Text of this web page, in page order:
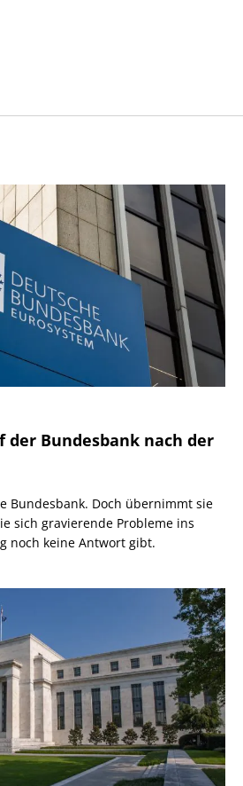
der Bundesbank nach der
Bundesbank. Doch übernimmt sie
sich gravierende Probleme ins
noch keine Antwort gibt.